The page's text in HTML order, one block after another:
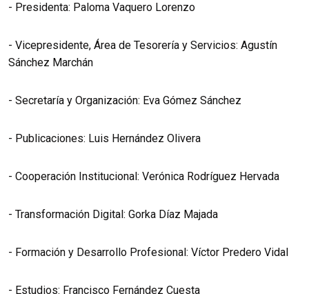
- Presidenta: Paloma Vaquero Lorenzo
- Vicepresidente, Área de Tesorería y Servicios: Agustín
Sánchez Marchán
- Secretaría y Organización: Eva Gómez Sánchez
- Publicaciones: Luis Hernández Olivera
- Cooperación Institucional: Verónica Rodríguez Hervada
- Transformación Digital: Gorka Díaz Majada
- Formación y Desarrollo Profesional: Víctor Predero Vidal
- Estudios: Francisco Fernández Cuesta